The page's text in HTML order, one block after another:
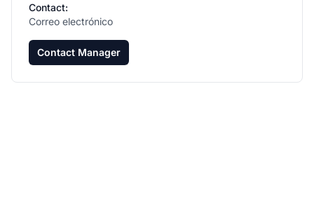
Contact:
Correo electrónico
Contact Manager